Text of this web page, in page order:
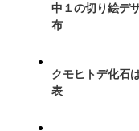
中１の切り絵デ
布
クモヒトデ化石
表